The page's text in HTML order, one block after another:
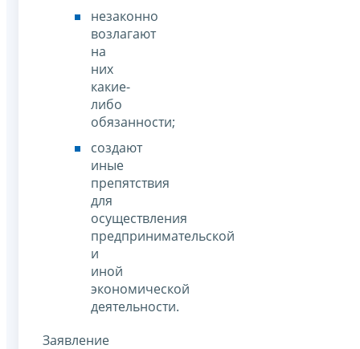
незаконно
возлагают
на
них
какие-
либо
обязанности;
создают
иные
препятствия
для
осуществления
предпринимательской
и
иной
экономической
деятельности.
Заявление